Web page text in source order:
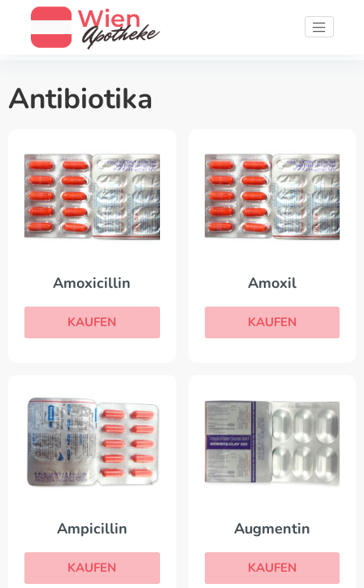
Antibiotika
Amoxicillin
KAUFEN
Amoxil
KAUFEN
Ampicillin
KAUFEN
Augmentin
KAUFEN